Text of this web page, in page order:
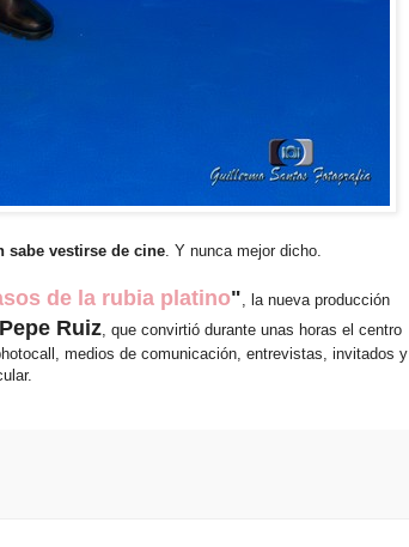
sabe vestirse de cine . Y nunca mejor dicho.
de la rubia platino" , la nueva producción
Ruiz , que convirtió durante unas horas el centro
medios de comunicación, entrevistas, invitados y